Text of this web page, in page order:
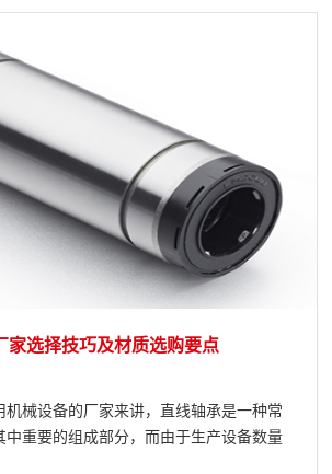
家选择技巧及材质选购要点
机械设备的厂家来讲，直线轴承是一种常
中重要的组成部分，而由于生产设备数量